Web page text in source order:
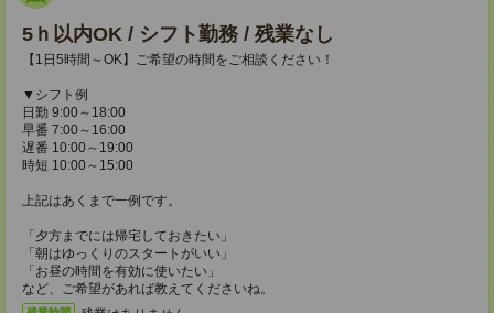
5ｈ以内OK / シフト勤務 / 残業なし
【1日5時間～OK】ご希望の時間をご相談ください！
▼シフト例
日勤 9:00～18:00
早番 7:00～16:00
遅番 10:00～19:00
時短 10:00～15:00
上記はあくまで一例です。
「夕方までには帰宅しておきたい」
「朝はゆっくりのスタートがいい」
「お昼の時間を有効に使いたい」
など、ご希望があれば教えてくださいね。